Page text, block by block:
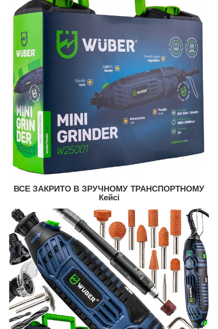
ВСЕ ЗАКРИТО В ЗРУЧНОМУ ТРАНСПОРТНОМУ
Кейсі